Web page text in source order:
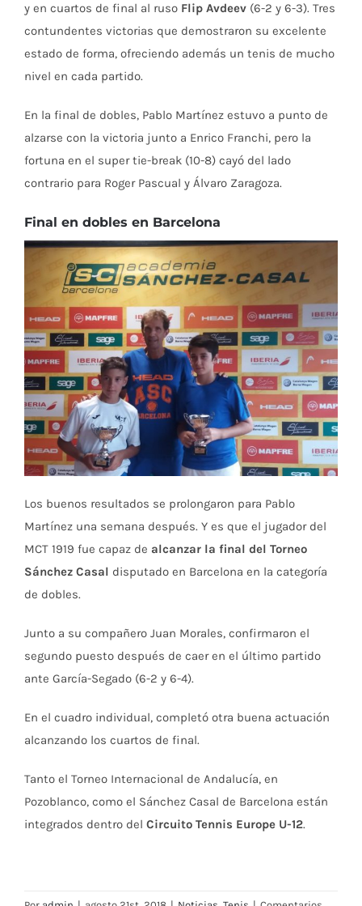
y en cuartos de final al ruso Flip Avdeev (6-2 y 6-3). Tres
contundentes victorias que demostraron su excelente
estado de forma, ofreciendo además un tenis de mucho
nivel en cada partido.
En la final de dobles, Pablo Martínez estuvo a punto de
alzarse con la victoria junto a Enrico Franchi, pero la
fortuna en el super tie-break (10-8) cayó del lado
contrario para Roger Pascual y Álvaro Zaragoza.
Final en dobles en Barcelona
Los buenos resultados se prolongaron para Pablo
Martínez una semana después. Y es que el jugador del
MCT 1919 fue capaz de alcanzar la final del Torneo
Sánchez Casal disputado en Barcelona en la categoría
de dobles.
Junto a su compañero Juan Morales, confirmaron el
segundo puesto después de caer en el último partido
ante García-Segado (6-2 y 6-4).
En el cuadro individual, completó otra buena actuación
alcanzando los cuartos de final.
Tanto el Torneo Internacional de Andalucía, en
Pozoblanco, como el Sánchez Casal de Barcelona están
integrados dentro del Circuito Tennis Europe U-12.